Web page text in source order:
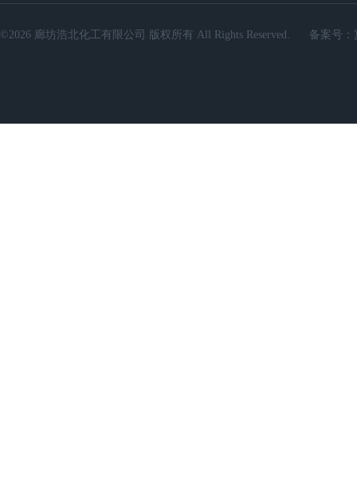
©2026 廊坊浩北化工有限公司 版权所有 All Rights Reserved. 备案号：